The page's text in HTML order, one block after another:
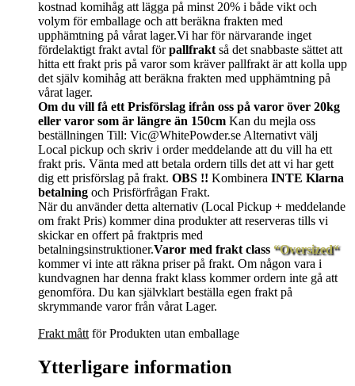
kostnad komihåg att lägga på minst 20% i både vikt och
volym för emballage och att beräkna frakten med
upphämtning på vårat lager.Vi har för närvarande inget
fördelaktigt frakt avtal förpallfrakt så det snabbaste sättet att
hitta ett frakt pris på varor som kräver pallfrakt är att kolla upp
det själv komihåg att beräkna frakten med upphämtning på
vårat lager.
Om du vill få ett Prisförslag ifrån oss på varor över 20kg
eller varor som är längre än 150cm Kan du mejla oss
beställningen Till: Vic@WhitePowder.se Alternativt välj
Local pickup och skriv i order meddelande att du vill ha ett
frakt pris. Vänta med att betala ordern tills det att vi har gett
dig ett prisförslag på frakt. OBS !! Kombinera INTE Klarna
betalning och Prisförfrågan Frakt.
När du använder detta alternativ (Local Pickup + meddelande
om frakt Pris) kommer dina produkter att reserveras tills vi
skickar en offert på fraktpris med
betalningsinstruktioner.Varor med frakt class “Oversized“
kommer vi inte att räkna priser på frakt. Om någon vara i
kundvagnen har denna frakt klass kommer ordern inte gå att
genomföra. Du kan självklart beställa egen frakt på
skrymmande varor från vårat Lager.
Frakt mått för Produkten utan emballage
Ytterligare information